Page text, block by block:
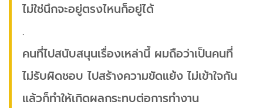
ไม่ใช่นึกจะอยู่ตรงไหนก็อยู่ได้
.
คนที่ไปสนับสนุนเรื่องเหล่านี้ ผมถือว่าเป็นคนที่
ไม่รับผิดชอบ ไปสร้างความขัดแย้ง ไม่เข้าใจกัน
แล้วก็ทำให้เกิดผลกระทบต่อการทำงาน